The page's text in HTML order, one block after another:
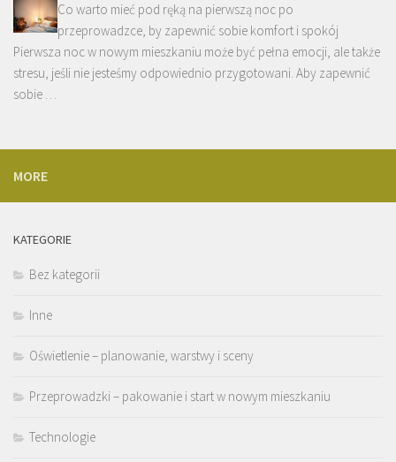
Co warto mieć pod ręką na pierwszą noc po
przeprowadzce, by zapewnić sobie komfort i spokój
Pierwsza noc w nowym mieszkaniu może być pełna emocji, ale także
stresu, jeśli nie jesteśmy odpowiednio przygotowani. Aby zapewnić
sobie …
MORE
KATEGORIE
Bez kategorii
Inne
Oświetlenie – planowanie, warstwy i sceny
Przeprowadzki – pakowanie i start w nowym mieszkaniu
Technologie